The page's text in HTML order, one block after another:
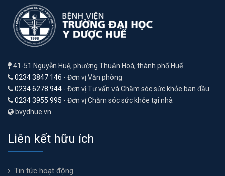
41-51 Nguyễn Huệ, phường Thuận Hoá, thành phố Huế
0234 3847 146 - Đơn vị Văn phòng
0234 6278 944 - Đơn vị Tư vấn và Chăm sóc sức khỏe ban đầu
0234 3955 995 - Đơn vị Chăm sóc sức khỏe tại nhà
bvydhue.vn
Liên kết hữu ích
Tin tức hoạt động